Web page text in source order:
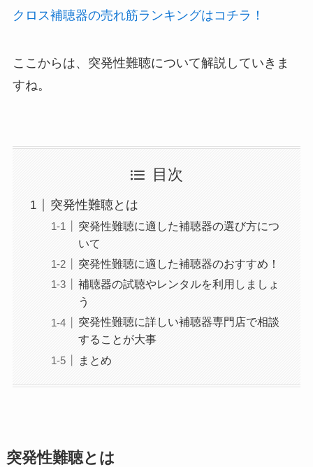
クロス補聴器の売れ筋ランキングはコチラ！
ここからは、突発性難聴について解説していきま
すね。
目次
突発性難聴とは
突発性難聴に適した補聴器の選び方につ
いて
突発性難聴に適した補聴器のおすすめ！
補聴器の試聴やレンタルを利用しましょ
う
突発性難聴に詳しい補聴器専門店で相談
することが大事
まとめ
突発性難聴とは